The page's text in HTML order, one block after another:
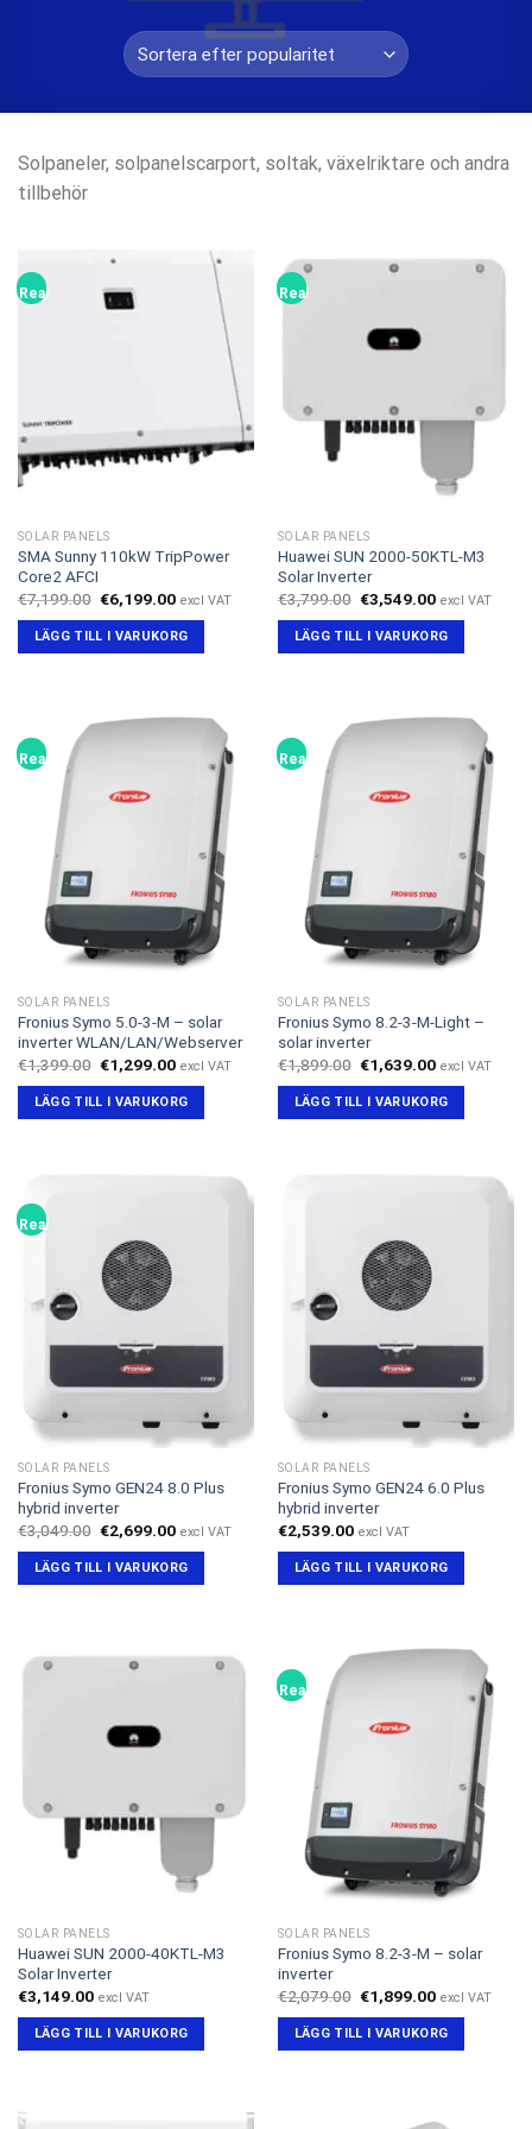
Solpaneler, solpanelscarport, soltak, växelriktare och andra
tillbehör
Rea!
SOLAR PANELS
SMA Sunny 110kW TripPower
Core2 AFCI
€7,199.00 Det
ursprungliga
priset
var:
€7,199.00.
€6,199.00Det
priset
är:
€6,199.00.
excl VAT
LÄGG TILL I VARUKORG
Rea!
SOLAR PANELS
Huawei SUN 2000-50KTL-M3
Solar Inverter
€3,799.00 Det
ursprungliga
priset
var:
€3,799.00.
€3,549.00Det
priset
är:
€3,549.00.
excl VAT
LÄGG TILL I VARUKORG
Rea!
SOLAR PANELS
Fronius Symo 5.0-3-M – solar
inverter WLAN/LAN/Webserver
€1,399.00 Det
ursprungliga
priset
var:
€1,399.00.
€1,299.00Det
priset
är:
€1,299.00.
excl VAT
LÄGG TILL I VARUKORG
Rea!
SOLAR PANELS
Fronius Symo 8.2-3-M-Light –
solar inverter
€1,899.00 Det
ursprungliga
priset
var:
€1,899.00.
€1,639.00Det
priset
är:
€1,639.00.
excl VAT
LÄGG TILL I VARUKORG
Rea!
SOLAR PANELS
Fronius Symo GEN24 8.0 Plus
hybrid inverter
€3,049.00 Det
ursprungliga
priset
var:
€3,049.00.
€2,699.00Det
priset
är:
€2,699.00.
excl VAT
LÄGG TILL I VARUKORG
SOLAR PANELS
Fronius Symo GEN24 6.0 Plus
hybrid inverter
€2,539.00 excl VAT
LÄGG TILL I VARUKORG
SOLAR PANELS
Huawei SUN 2000-40KTL-M3
Solar Inverter
€3,149.00 excl VAT
LÄGG TILL I VARUKORG
Rea!
SOLAR PANELS
Fronius Symo 8.2-3-M – solar
inverter
€2,079.00 Det
ursprungliga
priset
var:
€2,079.00.
€1,899.00Det
priset
är:
€1,899.00.
excl VAT
LÄGG TILL I VARUKORG